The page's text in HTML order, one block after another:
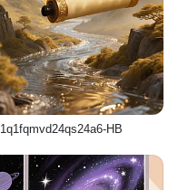
1q1fqmvd24qs24a6-HB